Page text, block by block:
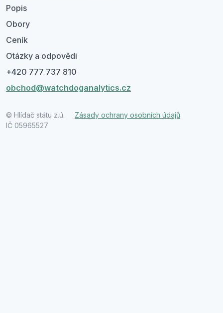
Popis
Obory
Ceník
Otázky a odpovědi
+420 777 737 810
obchod@watchdoganalytics.cz
© Hlídač státu z.ú. Zásady ochrany osobních údajů
IČ 05965527